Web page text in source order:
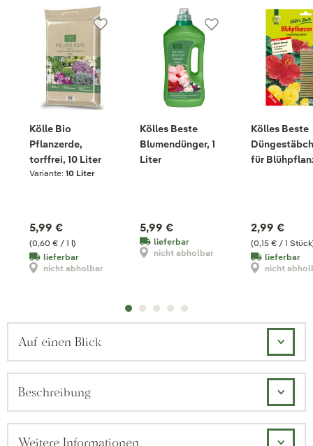
Kölle Bio
Pflanzerde,
torffrei, 10 Liter
Variante: 10 Liter
(0,60 € / 1 l)
5,99 €
lieferbar
nicht abholbar
Kölles Beste
Blumendünger, 1
Liter
5,99 €
lieferbar
nicht abholbar
Kölles Beste
für
(0,15 € / 1
2,99 €
lieferbar
nicht
Auf einen Blick
Beschreibung
Weitere Informationen